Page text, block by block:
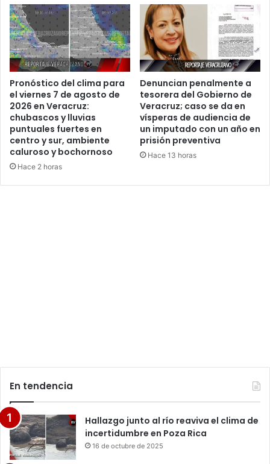
Pronóstico del clima para
el viernes 7 de agosto de
2026 en Veracruz:
chubascos y lluvias
puntuales fuertes en
centro y sur, ambiente
caluroso y bochornoso
Hace 2 horas
Denuncian penalmente a
tesorera del Gobierno de
Veracruz; caso se da en
vísperas de audiencia de
un imputado con un año en
prisión preventiva
Hace 13 horas
En tendencia
Hallazgo junto al río reaviva el clima de
incertidumbre en Poza Rica
16 de octubre de 2025